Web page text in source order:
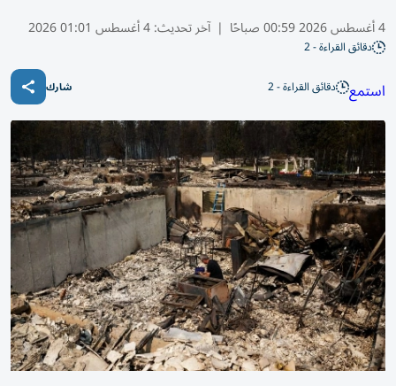
4 أغسطس 2026 00:59 صباحًا | آخر تحديث:4 أغسطس 01:01 2026
دقائق القراءة - 2
استمع دقائق القراءة - 2 شارك